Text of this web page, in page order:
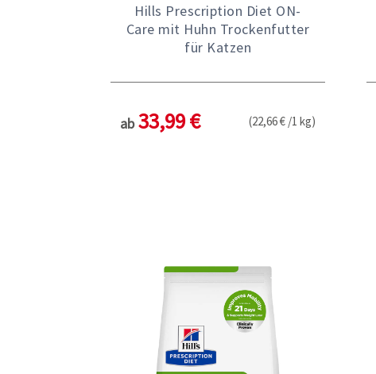
Hills Prescription Diet ON-
Care mit Huhn Trockenfutter
für Katzen
ab 33,99 € (22,66 € /1 kg)